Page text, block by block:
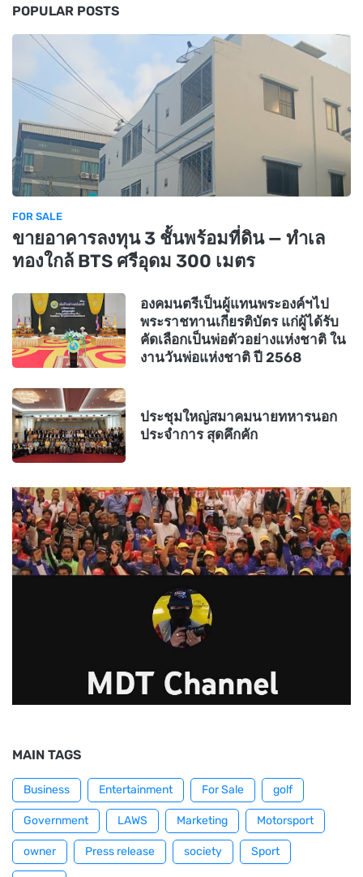
POPULAR POSTS
FOR SALE
ขายอาคารลงทุน 3 ชั้นพร้อมที่ดิน — ทำเล
ทองใกล้ BTS ศรีอุดม 300 เมตร
องคมนตรีเป็นผู้แทนพระองค์ฯไป
พระราชทานเกียรติบัตร แก่ผู้ได้รับ
คัดเลือกเป็นพ่อตัวอย่างแห่งชาติ ใน
งานวันพ่อแห่งชาติ ปี 2568
ประชุมใหญ่สมาคมนายทหารนอก
ประจำการ สุดคึกคัก
MAIN TAGS
Business Entertainment For Sale golf
Government LAWS Marketing Motorsport
owner Press release society Sport